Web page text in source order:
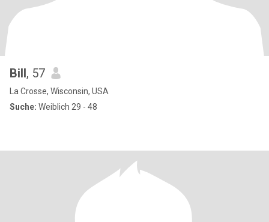
Bill, 57
La Crosse, Wisconsin, USA
Suche: Weiblich 29 - 48